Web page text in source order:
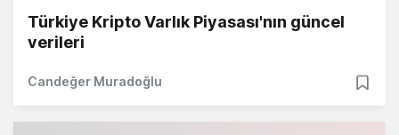
Türkiye Kripto Varlık Piyasası'nın güncel
verileri
Candeğer Muradoğlu